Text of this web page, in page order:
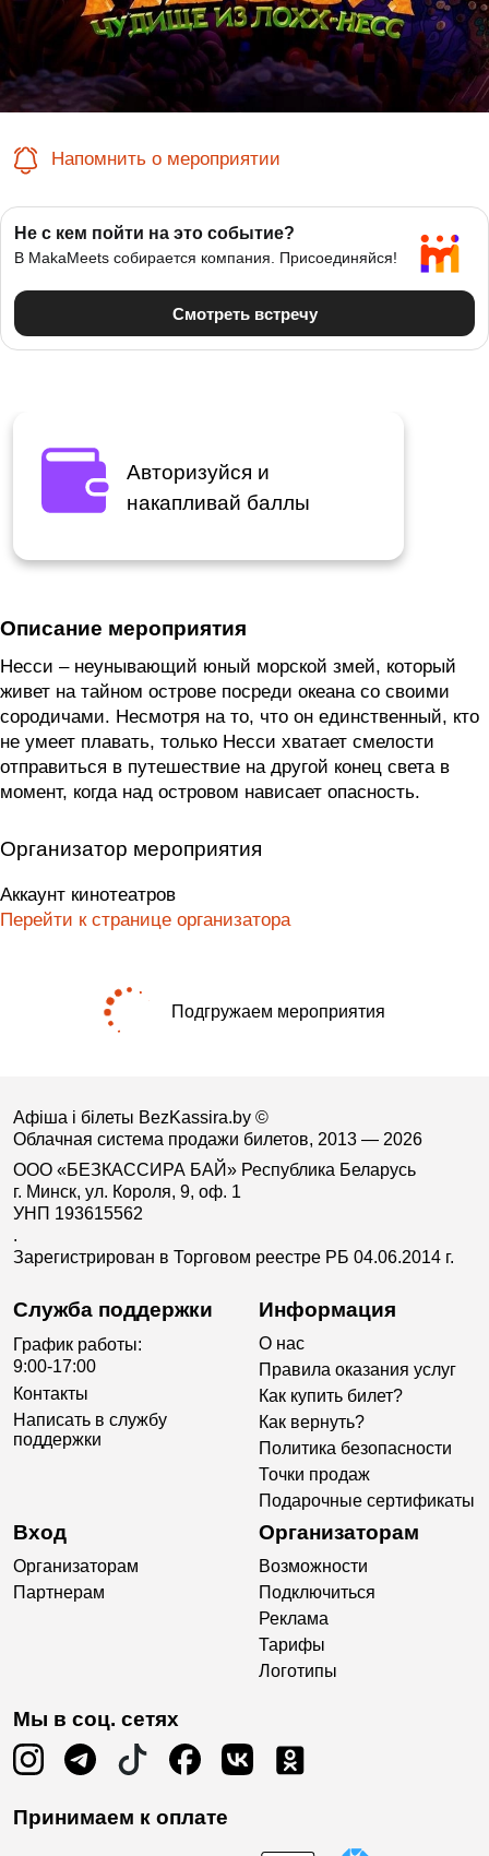
Напомнить о мероприятии
Авторизуйся и
накапливай баллы
Описание мероприятия
Несси – неунывающий юный морской змей, который
живет на тайном острове посреди океана со своими
сородичами. Несмотря на то, что он единственный, кто
не умеет плавать, только Несси хватает смелости
отправиться в путешествие на другой конец света в
момент, когда над островом нависает опасность.
Организатор мероприятия
Аккаунт кинотеатров
Перейти к странице организатора
Подгружаем мероприятия
Афіша і білеты BezKassira.by ©
Облачная система продажи билетов, 2013 — 2026
ООО «БЕЗКАССИРА БАЙ» Республика Беларусь
г. Минск, ул. Короля, 9, оф. 1
УНП 193615562
.
Зарегистрирован в Торговом реестре РБ 04.06.2014 г.
Служба поддержки
График работы:
9:00-17:00
Контакты
Написать в службу
поддержки
Информация
О нас
Правила оказания услуг
Как купить билет?
Как вернуть?
Политика безопасности
Точки продаж
Подарочные сертификаты
Вход
Организаторам
Партнерам
Организаторам
Возможности
Подключиться
Реклама
Тарифы
Логотипы
Мы в соц. сетях
Принимаем к оплате